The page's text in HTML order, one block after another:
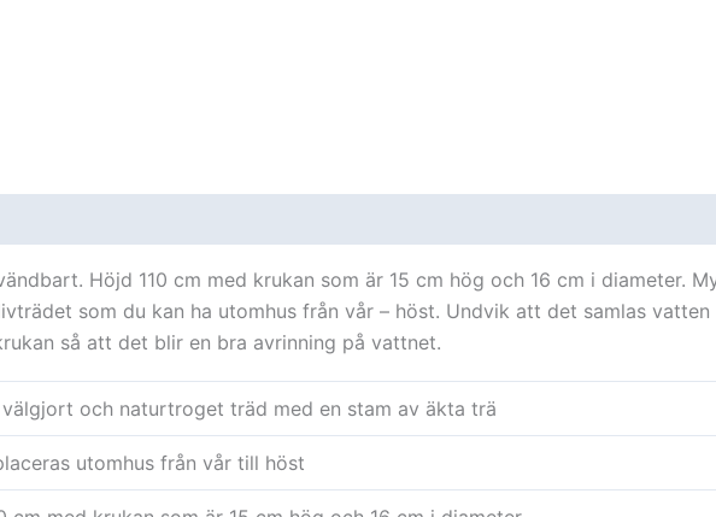
Höjd 110 cm med krukan som är 15 cm hög och 16 cm i diameter.
som du kan ha utomhus från vår – höst. Undvik att det samlas
så att det blir en bra avrinning på vattnet.
och naturtroget träd med en stam av äkta trä
utomhus från vår till höst